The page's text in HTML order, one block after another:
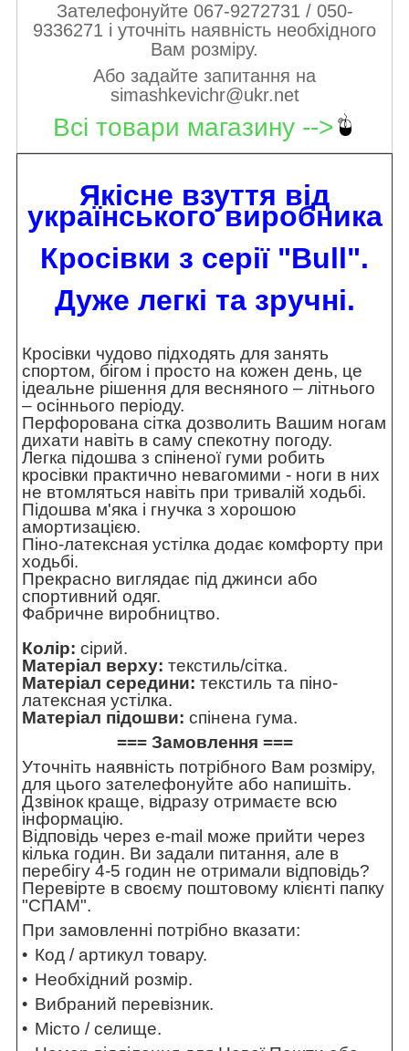
Зателефонуйте 067-9272731 / 050-
9336271 і уточніть наявність необхідного
Вам розміру.
Або задайте запитання на
simashkevichr@ukr.net
Всі товари магазину -->
Якісне взуття від
українського виробника
Кросівки з серії "Bull".
Дуже легкі та зручні.
Кросівки чудово підходять для занять
спортом, бігом і просто на кожен день, це
ідеальне рішення для весняного – літнього
– осіннього періоду.
Перфорована сітка дозволить Вашим ногам
дихати навіть в саму спекотну погоду.
Легка підошва з спіненої гуми робить
кросівки практично невагомими - ноги в них
не втомляться навіть при тривалій ходьбі.
Підошва м'яка і гнучка з хорошою
амортизацією.
Піно-латексная устілка додає комфорту при
ходьбі.
Прекрасно виглядає під джинси або
спортивний одяг.
Фабричне виробництво.
Колір: сірий.
Матеріал верху: текстиль/сітка.
Матеріал середини: текстиль та піно-
латексная устілка.
Матеріал підошви: спінена гума.
=== Замовлення ===
Уточніть наявність потрібного Вам розміру,
для цього зателефонуйте або напишіть.
Дзвінок краще, відразу отримаєте всю
інформацію.
Відповідь через e-mail може прийти через
кілька годин. Ви задали питання, але в
перебігу 4-5 годин не отримали відповідь?
Перевірте в своєму поштовому клієнті папку
"СПАМ".
При замовленні потрібно вказати:
Код / артикул товару.
Необхідний розмір.
Вибраний перевізник.
Місто / селище.